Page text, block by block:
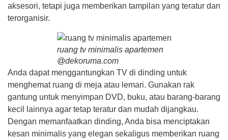
aksesori, tetapi juga memberikan tampilan yang teratur dan
terorganisir.
ruang tv minimalis apartemen
@dekoruma.com
Anda dapat menggantungkan TV di dinding untuk
menghemat ruang di meja atau lemari. Gunakan rak
gantung untuk menyimpan DVD, buku, atau barang-barang
kecil lainnya agar tetap teratur dan mudah dijangkau.
Dengan memanfaatkan dinding, Anda bisa menciptakan
kesan minimalis yang elegan sekaligus memberikan ruang